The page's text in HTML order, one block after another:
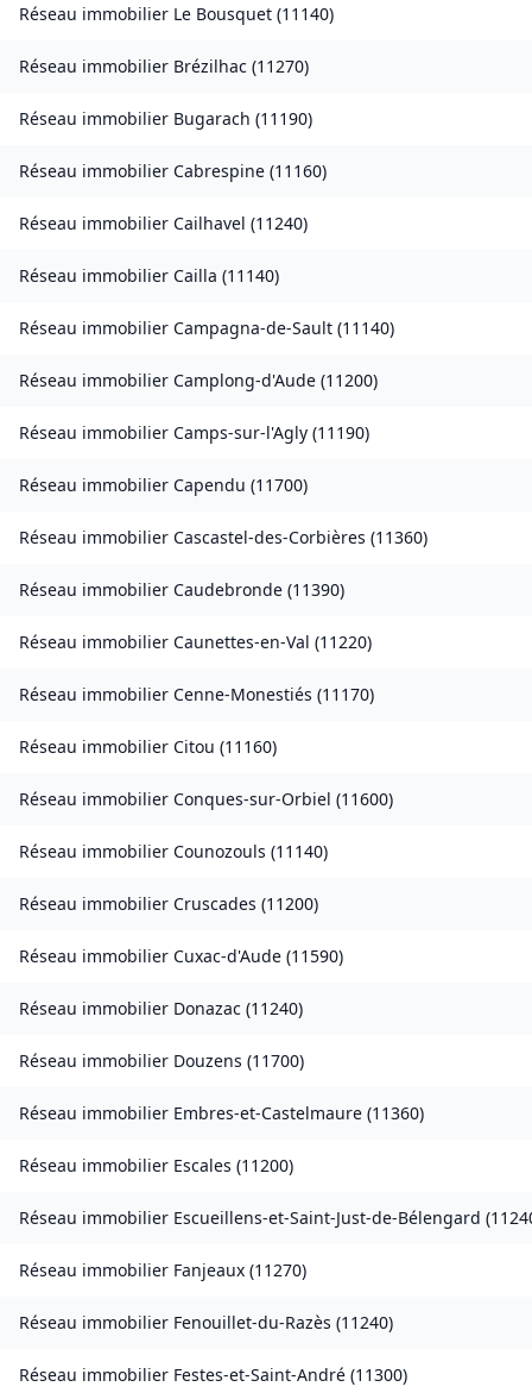
Réseau immobilier Le Bousquet (11140)
Réseau immobilier Brézilhac (11270)
Réseau immobilier Bugarach (11190)
Réseau immobilier Cabrespine (11160)
Réseau immobilier Cailhavel (11240)
Réseau immobilier Cailla (11140)
Réseau immobilier Campagna-de-Sault (11140)
Réseau immobilier Camplong-d'Aude (11200)
Réseau immobilier Camps-sur-l'Agly (11190)
Réseau immobilier Capendu (11700)
Réseau immobilier Cascastel-des-Corbières (11360)
Réseau immobilier Caudebronde (11390)
Réseau immobilier Caunettes-en-Val (11220)
Réseau immobilier Cenne-Monestiés (11170)
Réseau immobilier Citou (11160)
Réseau immobilier Conques-sur-Orbiel (11600)
Réseau immobilier Counozouls (11140)
Réseau immobilier Cruscades (11200)
Réseau immobilier Cuxac-d'Aude (11590)
Réseau immobilier Donazac (11240)
Réseau immobilier Douzens (11700)
Réseau immobilier Embres-et-Castelmaure (11360)
Réseau immobilier Escales (11200)
Réseau immobilier Escueillens-et-Saint-Just-de-Bélengard (
Réseau immobilier Fanjeaux (11270)
Réseau immobilier Fenouillet-du-Razès (11240)
Réseau immobilier Festes-et-Saint-André (11300)